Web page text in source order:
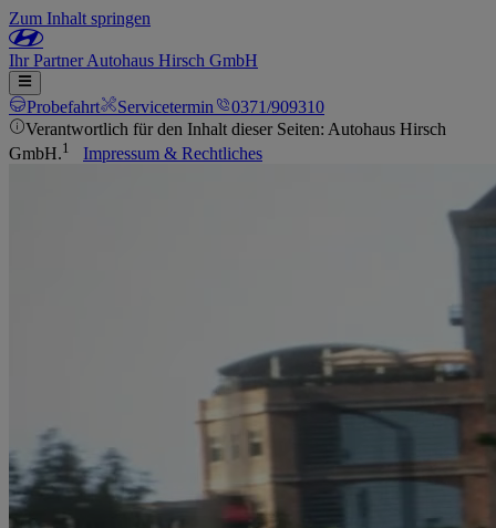
Zum Inhalt springen
IhrPartnerAutohaus Hirsch GmbH
Probefahrt Servicetermin
0371/909310
Verantwortlich für den Inhalt dieser Seiten: Autohaus Hirsch
GmbH.1 Impressum & Rechtliches